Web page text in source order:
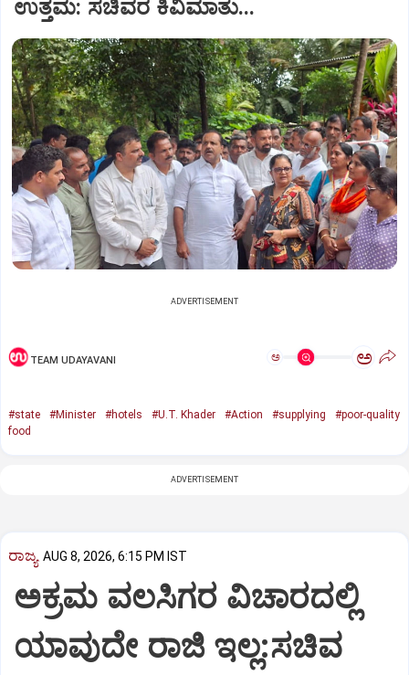
ಉತ್ತಮ: ಸಚಿವರ ಕಿವಿಮಾತು...
ADVERTISEMENT
TEAM UDAYAVANI ಅ ಅ
#state #Minister #hotels #U.T. Khader #Action #supplying
#poor-quality
food
ADVERTISEMENT
ರಾಜ್ಯ AUG 8, 2026, 6:15 PM IST
ಅಕ್ರಮ ವಲಸಿಗರ ವಿಚಾರದಲ್ಲಿ
ಯಾವುದೇ ರಾಜಿ ಇಲ್ಲ:ಸಚಿವ